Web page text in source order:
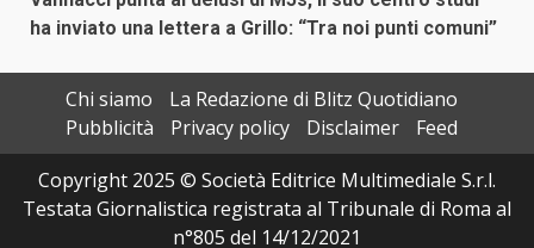
ha inviato una lettera a Grillo: “Tra noi punti comuni”
Chi siamo
La Redazione di Blitz Quotidiano
Pubblicità
Privacy policy Disclaimer
Feed
Copyright 2025 © Società Editrice Multimediale S.r.l.
Testata Giornalistica registrata al Tribunale di Roma al
n°805 del 14/12/2021